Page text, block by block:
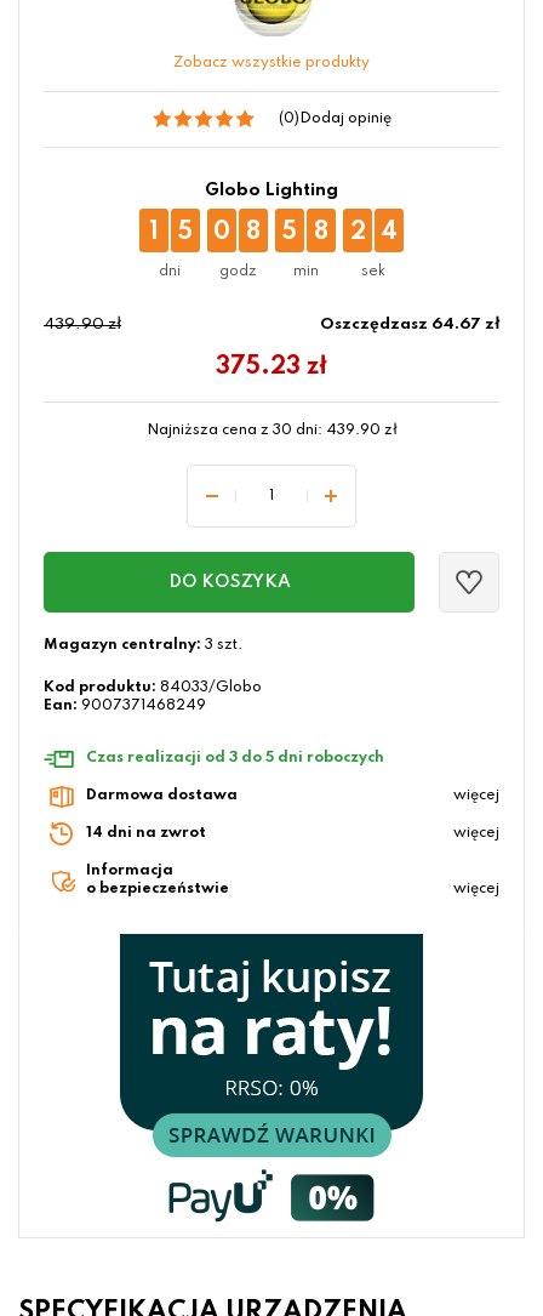
Zobacz wszystkie produkty
(0) Dodaj opinię
Globo Lighting
1 5 0 8 5 8 2 4
439.90 zł Oszczędzasz 64.67 zł
375.23 zł
Najniższa cena z 30 dni: 439.90 zł
DO KOSZYKA
Magazyn centralny: 3 szt.
Kod produktu: 84033/Globo
Ean: 9007371468249
Czas realizacji od 3 do 5 dni roboczych
Darmowa dostawa więcej
14 dni na zwrot więcej
Informacja
o bezpieczeństwie
więcej